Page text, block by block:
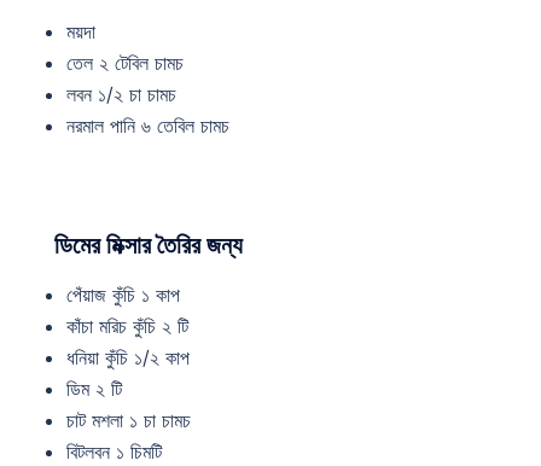
ময়দা
তেল ২ টেবিল চামচ
লবন ১/২ চা চামচ
নরমাল পানি ৬ তেবিল চামচ
ডিমের মিক্সার তৈরির জন্য
পেঁয়াজ কুঁচি ১ কাপ
কাঁচা মরিচ কুঁচি ২ টি
ধনিয়া কুঁচি ১/২ কাপ
ডিম ২ টি
চাট মশলা ১ চা চামচ
বিটলবন ১ চিমটি